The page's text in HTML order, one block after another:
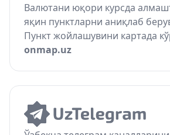
Валютани юқори курсда
яқин пунктларни аниқлаб
Пункт жойлашувини картада
onmap.uz